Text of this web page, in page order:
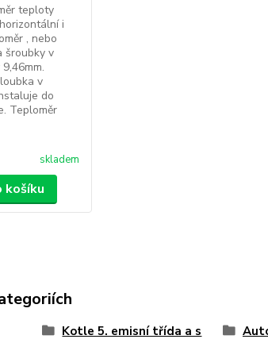
teploty
i
, nebo
šroubky v
v
do
Teploměr
skladem
košíku
Kotle 5. emisní třída a s